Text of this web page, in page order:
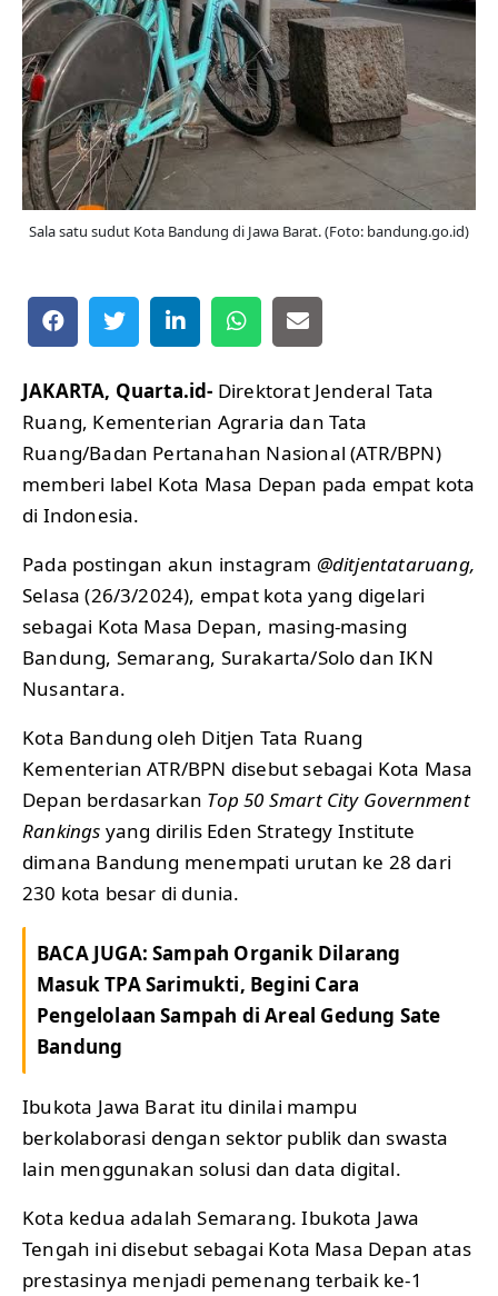
Sala satu sudut Kota Bandung di Jawa Barat. (Foto: bandung.go.id)
JAKARTA, Quarta.id- Direktorat Jenderal Tata
Ruang, Kementerian Agraria dan Tata
Ruang/Badan Pertanahan Nasional (ATR/BPN)
memberi label Kota Masa Depan pada empat kota
di Indonesia.
Pada postingan akun instagram @ditjentataruang,
Selasa (26/3/2024), empat kota yang digelari
sebagai Kota Masa Depan, masing-masing
Bandung, Semarang, Surakarta/Solo dan IKN
Nusantara.
Kota Bandung oleh Ditjen Tata Ruang
Kementerian ATR/BPN disebut sebagai Kota Masa
Depan berdasarkan Top 50 Smart City Government
Rankings yang dirilis Eden Strategy Institute
dimana Bandung menempati urutan ke 28 dari
230 kota besar di dunia.
BACA JUGA:Sampah Organik Dilarang
Masuk TPA Sarimukti, Begini Cara
Pengelolaan Sampah di Areal Gedung Sate
Bandung
Ibukota Jawa Barat itu dinilai mampu
berkolaborasi dengan sektor publik dan swasta
lain menggunakan solusi dan data digital.
Kota kedua adalah Semarang. Ibukota Jawa
Tengah ini disebut sebagai Kota Masa Depan atas
prestasinya menjadi pemenang terbaik ke-1